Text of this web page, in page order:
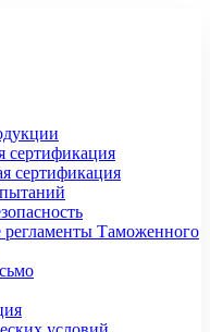
сертификация
сертификация
регламенты Таможенного